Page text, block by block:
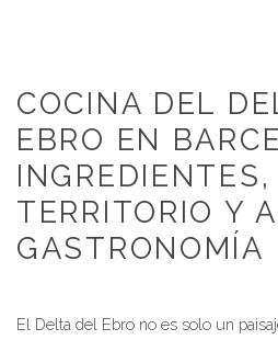
COCINA DEL
EBRO EN
INGREDIENTES,
TERRITORIO Y
GASTRONOMÍA
El Delta del Ebro no es solo un